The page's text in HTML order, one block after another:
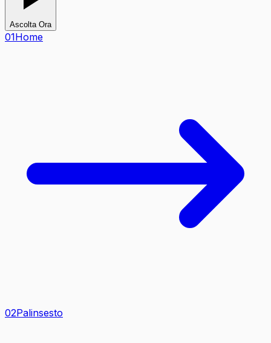
Ascolta Ora
01Home
02Palinsesto